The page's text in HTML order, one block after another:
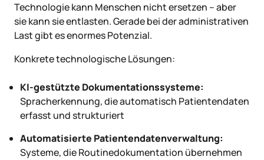
Technologie kann Menschen nicht ersetzen – aber
sie kann sie entlasten. Gerade bei der administrativen
Last gibt es enormes Potenzial.
Konkrete technologische Lösungen:
KI-gestützte Dokumentationssysteme:
Spracherkennung, die automatisch Patientendaten
erfasst und strukturiert
Automatisierte Patientendatenverwaltung:
Systeme, die Routinedokumentation übernehmen